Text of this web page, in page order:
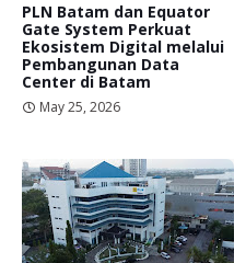
PLN Batam dan Equator
Gate System Perkuat
Ekosistem Digital melalui
Pembangunan Data
Center di Batam
May 25, 2026